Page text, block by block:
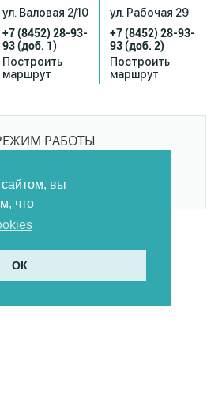
вы
что
ОК
ул. Валовая 2/10
+7 (8452) 28-93-
93(доб. 1)
Построить
маршрут
ул. Рабочая 29
+7 (8452) 28-93-
93(доб. 2)
Построить
маршрут
РАБОТЫ
И ВЫХОДНЫХ